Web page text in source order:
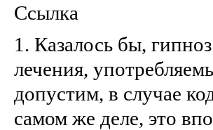
Ссылка
1. Казалось бы,
лечения,
допустим, в случае
самом же деле, это